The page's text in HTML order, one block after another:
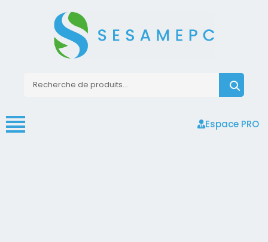
Espace PRO